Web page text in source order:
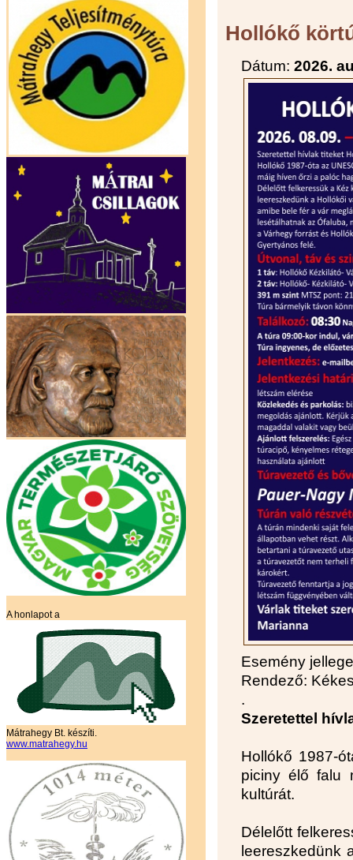
A honlapot a
Mátrahegy Bt. készíti.
www.matrahegy.hu
Hollókő
Dátum: 2026.
Esemény
Rendező:
.
Szeretettel
Hollókő 1987-
piciny élő falu
kultúrát.
Délelőtt
leereszkedünk